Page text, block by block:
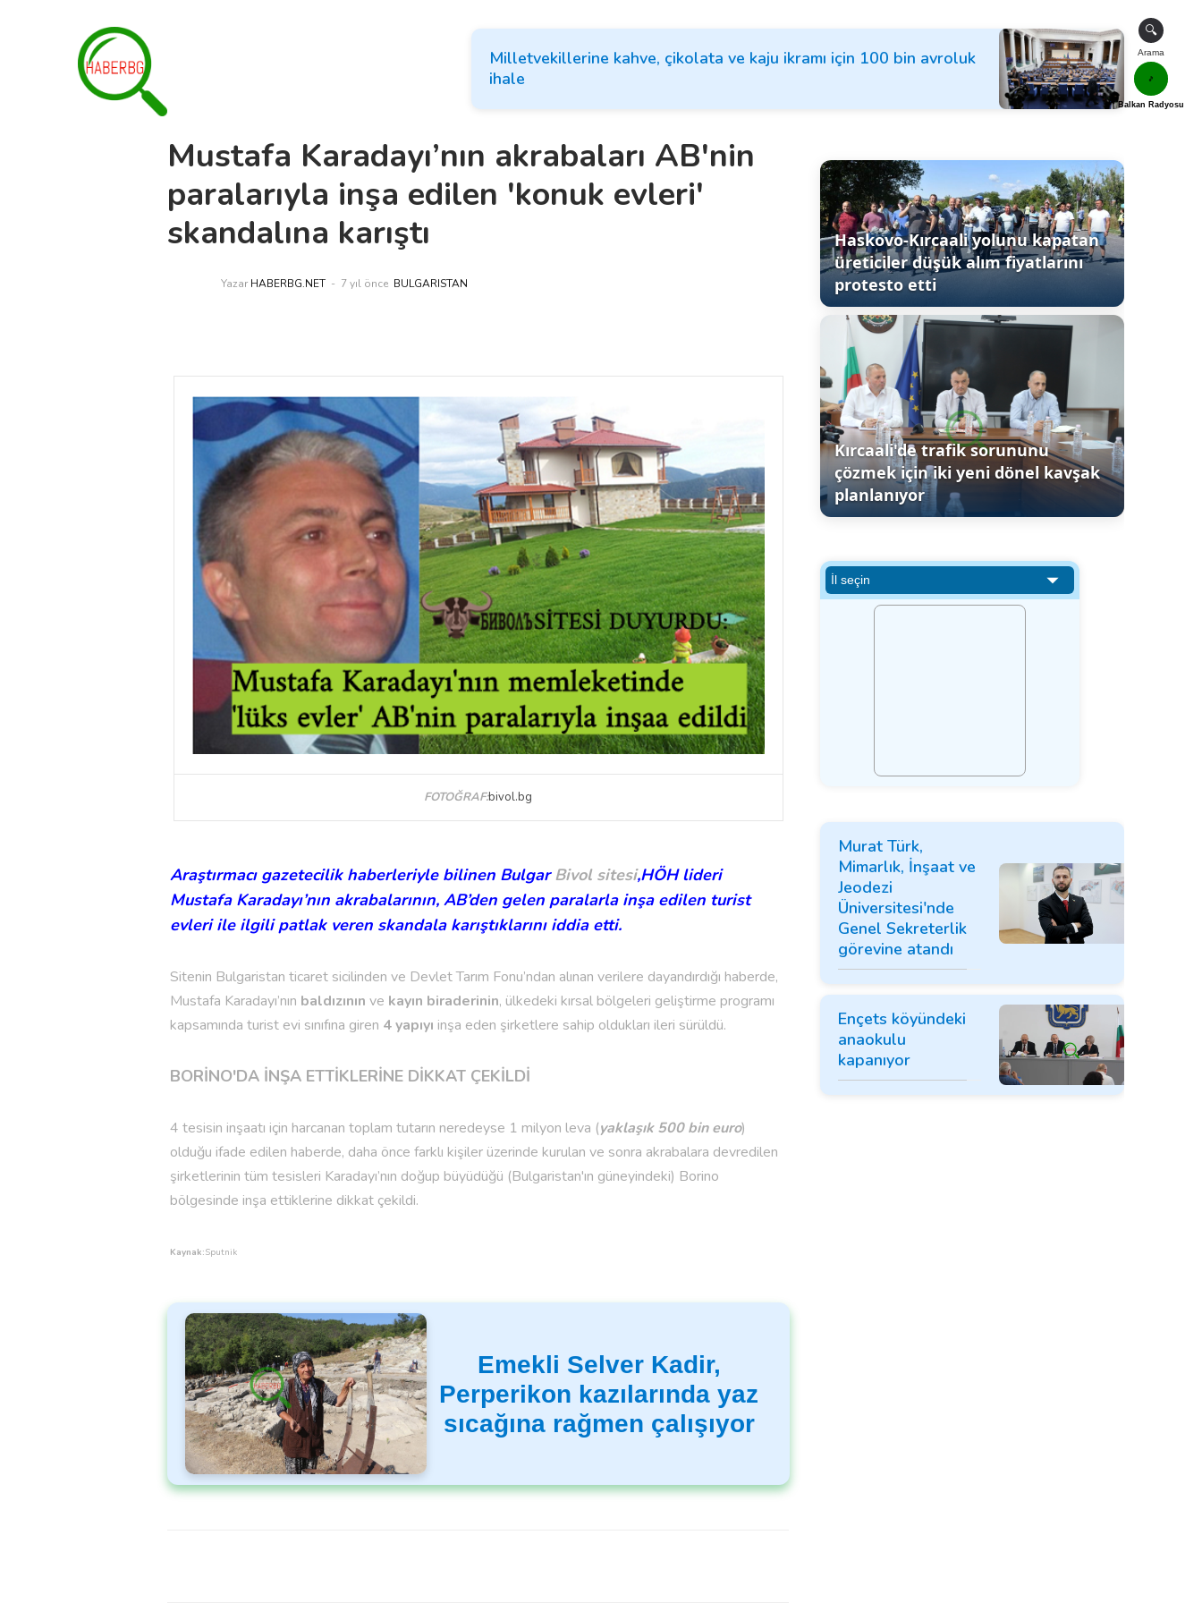
Milletvekillerine kahve, çikolata ve kaju ikramı için 100 bin avroluk
ihale
Mustafa Karadayı’nın akrabaları AB'nin
paralarıyla inşa edilen 'konuk evleri'
skandalına karıştı
Yazar HABERBG.NET 7 yıl önce BULGARISTAN
FOTOĞRAF:bivol.bg
Araştırmacı gazetecilik haberleriyle bilinen Bulgar Bivol sitesi,HÖH lideri
Mustafa Karadayı’nın akrabalarının, AB’den gelen paralarla inşa edilen turist
evleri ile ilgili patlak veren skandala karıştıklarını iddia etti.
Sitenin Bulgaristan ticaret sicilinden ve Devlet Tarım Fonu’ndan alınan verilere dayandırdığı haberde,
Mustafa Karadayı’nın baldızının ve kayın biraderinin, ülkedeki kırsal bölgeleri geliştirme programı
kapsamında turist evi sınıfına giren 4 yapıyı inşa eden şirketlere sahip oldukları ileri sürüldü.
BORİNO'DA İNŞA ETTİKLERİNE DİKKAT ÇEKİLDİ
4 tesisin inşaatı için harcanan toplam tutarın neredeyse 1 milyon leva (yaklaşık 500 bin euro)
olduğu ifade edilen haberde, daha önce farklı kişiler üzerinde kurulan ve sonra akrabalara devredilen
şirketlerinin tüm tesisleri Karadayı’nın doğup büyüdüğü (Bulgaristan'ın güneyindeki) Borino
bölgesinde inşa ettiklerine dikkat çekildi.
Kaynak:Sputnik
Emekli Selver Kadir,
Perperikon kazılarında yaz
sıcağına rağmen çalışıyor
Haskovo-Kırcaali yolunu kapatan
üreticiler düşük alım fiyatlarını
protesto etti
Kırcaali'de trafik sorununu
çözmek için iki yeni dönel kavşak
planlanıyor
Murat Türk,
Mimarlık, İnşaat ve
Jeodezi
Üniversitesi'nde
Genel Sekreterlik
görevine atandı
Ençets köyündeki
anaokulu
kapanıyor
🔍
Arama
🎵
Balkan Radyosu